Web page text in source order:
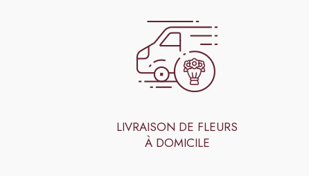
LIVRAISON DE FLEURS
À DOMICILE